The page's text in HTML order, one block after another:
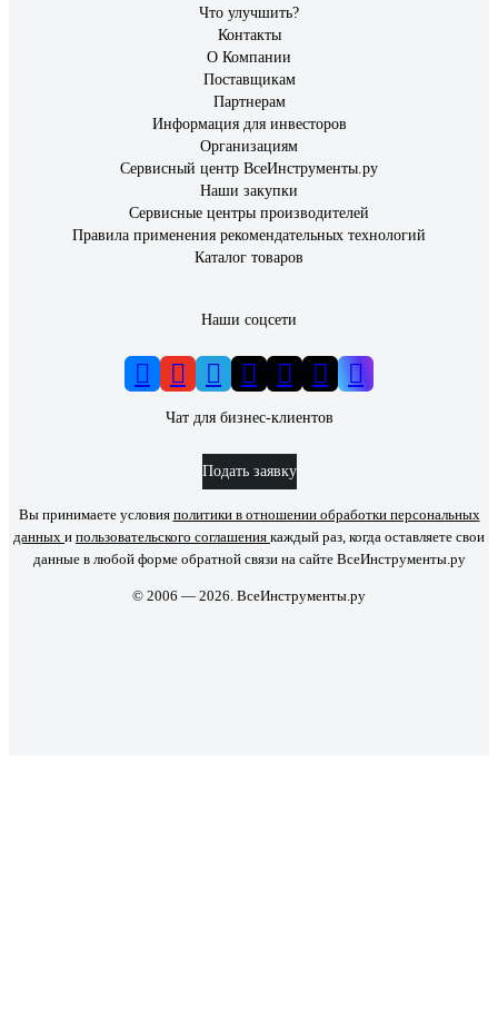
Что улучшить?
Контакты
О Компании
Поставщикам
Партнерам
Информация для инвесторов
Организациям
Сервисный центр ВсеИнструменты.ру
Наши закупки
Сервисные центры производителей
Правила применения рекомендательных технологий
Каталог товаров
Наши соцсети
Чат для бизнес-клиентов
Подать заявку
Вы принимаете условия политики в отношении обработки персональных
данных и пользовательского соглашения каждый раз, когда оставляете свои
данные в любой форме обратной связи на сайте ВсеИнструменты.ру
© 2006 — 2026. ВсеИнструменты.ру